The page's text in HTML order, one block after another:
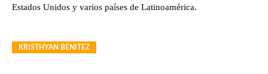
Estados Unidos y varios países de Latinoamérica.
KRISTHYAN BENITEZ